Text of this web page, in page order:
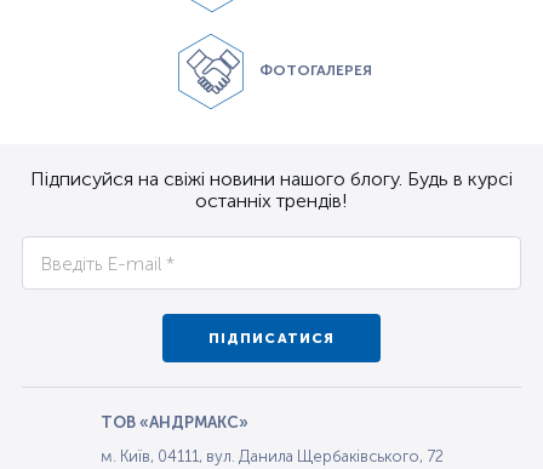
ФОТОГАЛЕРЕЯ
Підписуйся на свіжі новини нашого блогу. Будь в курсі
останніх трендів!
ПІДПИСАТИСЯ
ТОВ «АНДРМАКС»
м. Київ, 04111, вул. Данила Щербаківського, 72